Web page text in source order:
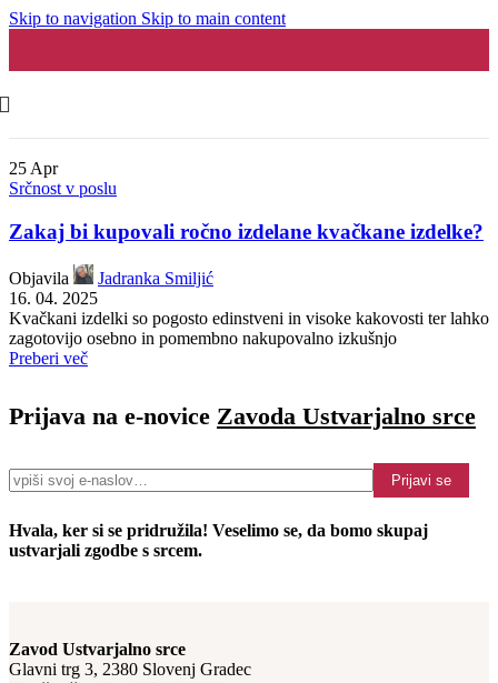
Skip to navigation Skip to main content
25 Apr
Srčnost v poslu
Zakaj bi kupovali ročno izdelane kvačkane izdelke?
Objavila
Jadranka Smiljić
16. 04. 2025
Kvačkani izdelki so pogosto edinstveni in visoke kakovosti ter lahko
zagotovijo osebno in pomembno nakupovalno izkušnjo
Preberi več
Prijava na e-novice Zavoda Ustvarjalno srce
Prijavi se
Hvala, ker si se pridružila! Veselimo se, da bomo skupaj
ustvarjali zgodbe s srcem.
Zavod Ustvarjalno srce
Glavni trg 3, 2380 Slovenj Gradec